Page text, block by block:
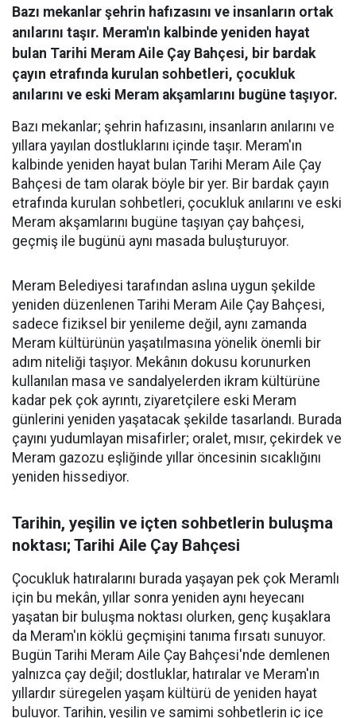
Bazı mekanlar şehrin hafızasını ve insanların ortak
anılarını taşır. Meram'ın kalbinde yeniden hayat
bulan Tarihi Meram Aile Çay Bahçesi, bir bardak
çayın etrafında kurulan sohbetleri, çocukluk
anılarını ve eski Meram akşamlarını bugüne taşıyor.
Bazı mekanlar; şehrin hafızasını, insanların anılarını ve
yıllara yayılan dostluklarını içinde taşır. Meram'ın
kalbinde yeniden hayat bulan Tarihi Meram Aile Çay
Bahçesi de tam olarak böyle bir yer. Bir bardak çayın
etrafında kurulan sohbetleri, çocukluk anılarını ve eski
Meram akşamlarını bugüne taşıyan çay bahçesi,
geçmiş ile bugünü aynı masada buluşturuyor.
Meram Belediyesi tarafından aslına uygun şekilde
yeniden düzenlenen Tarihi Meram Aile Çay Bahçesi,
sadece fiziksel bir yenileme değil, aynı zamanda
Meram kültürünün yaşatılmasına yönelik önemli bir
adım niteliği taşıyor. Mekânın dokusu korunurken
kullanılan masa ve sandalyelerden ikram kültürüne
kadar pek çok ayrıntı, ziyaretçilere eski Meram
günlerini yeniden yaşatacak şekilde tasarlandı. Burada
çayını yudumlayan misafirler; oralet, mısır, çekirdek ve
Meram gazozu eşliğinde yıllar öncesinin sıcaklığını
yeniden hissediyor.
Tarihin, yeşilin ve içten sohbetlerin buluşma
noktası; Tarihi Aile Çay Bahçesi
Çocukluk hatıralarını burada yaşayan pek çok Meramlı
için bu mekân, yıllar sonra yeniden aynı heyecanı
yaşatan bir buluşma noktası olurken, genç kuşaklara
da Meram'ın köklü geçmişini tanıma fırsatı sunuyor.
Bugün Tarihi Meram Aile Çay Bahçesi'nde demlenen
yalnızca çay değil; dostluklar, hatıralar ve Meram'ın
yıllardır süregelen yaşam kültürü de yeniden hayat
buluyor. Tarihin, yeşilin ve samimi sohbetlerin iç içe